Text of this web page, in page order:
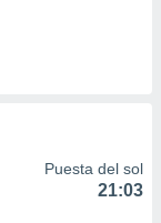
Puesta del sol
21:03